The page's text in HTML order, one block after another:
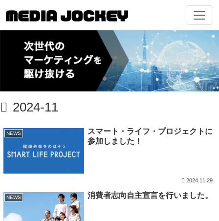
2024-11
NEWS
スマート・ライフ・プロジェクトに
参加しました！
2024.11.29
NEWS 消費者志向自主宣言を行いました。